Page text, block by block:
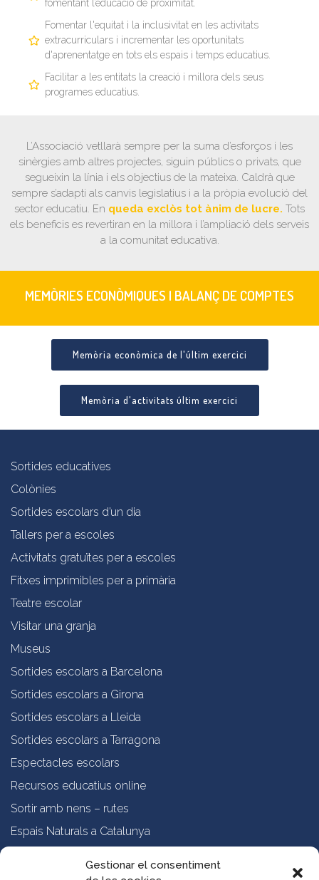
Gestionar el consentiment
fomentant l’educació de proximitat.
Fomentar l'equitat i la inclusivitat en les activitats
extracurriculars i incrementar les oportunitats
d'aprenentatge en tots els espais i temps educatius.
Facilitar a les entitats la creació i millora dels seus
programes educatius.
L’Associació vetllarà sempre per la suma d’esforços i les
sinèrgies amb altres projectes, siguin públics o privats, que
segueixin la línia i els objectius de la mateixa. Caldrà que
sempre s’adapti als canvis legislatius i a la pròpia evolució del
sector educatiu. En queda exclòs tot ànim de lucre. Tots
els beneficis es revertiran en la millora i l’ampliació dels serveis
a la comunitat educativa.
MEMÒRIES ECONÒMIQUES I BALANÇ DE COMPTES
Memòria econòmica de l'últim exercici
Memòria d'activitats últim exercici
Sortides educatives
Colònies
Sortides escolars d’un dia
Tallers per a escoles
Activitats gratuïtes per a escoles
Fitxes imprimibles per a primària
Teatre escolar
Visitar una granja
Museus
Sortides escolars a Barcelona
Sortides escolars a Girona
Sortides escolars a Lleida
Sortides escolars a Tarragona
Espectacles escolars
Recursos educatius online
Sortir amb nens – rutes
Espais Naturals a Catalunya